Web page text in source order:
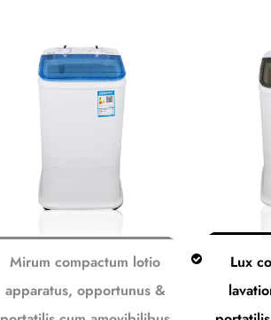
Mirum compactum lotio
apparatus, opportunus &
Lux